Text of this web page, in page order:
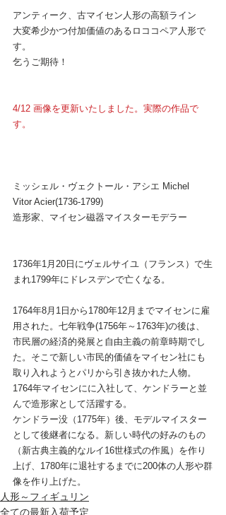
アンティーク、古マイセン人形の高額ライン
大変希少かつ付加価値のあるロココペア人形で
す。
乞うご期待！
4/12 画像を更新いたしました。実際の作品で
す。
ミッシェル・ヴェクトール・アシエ Michel
Vitor Acier(1736-1799)
造形家、マイセン磁器マイスターモデラー
1736年1月20日にヴェルサイユ（フランス）で生
まれ1799年にドレスデンで亡くなる。
1764年8月1日から1780年12月までマイセンに雇
用された。七年戦争(1756年～1763年)の後は、
市民層の経済的発展と自由主義の前章時期でし
た。そこで新しい市民的価値をマイセン社にも
取り入れようとパリから引き抜かれた人物。
1764年マイセンにに入社して、ケンドラーと並
んで造形家として活躍する。
ケンドラー没（1775年）後、モデルマイスター
として後継者になる。新しい時代の好みのもの
（新古典主義的なルイ16世様式の作風）を作り
上げ、1780年に退社するまでに200体の人形や群
像を作り上げた。
人形～フィギュリン
全ての最新入荷予定